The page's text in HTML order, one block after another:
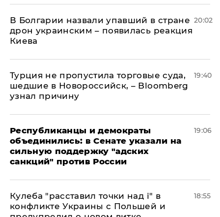
В Болгарии назвали упавший в стране
дрон украинским – появилась реакция
Киева
20:02
Турция не пропустила торговые суда,
шедшие в Новороссийск, – Bloomberg
узнал причину
19:40
Республиканцы и демократы
объединились: в Сенате указали на
сильную поддержку "адских
санкций" против России
19:06
Кулеба "расставил точки над і" в
конфликте Украины с Польшей и
18:55